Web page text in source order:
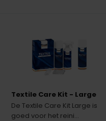
Textile Care Kit - Large
De Textile Care Kit Large is
goed voor het reini...